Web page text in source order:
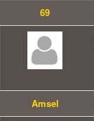
69
Amsel